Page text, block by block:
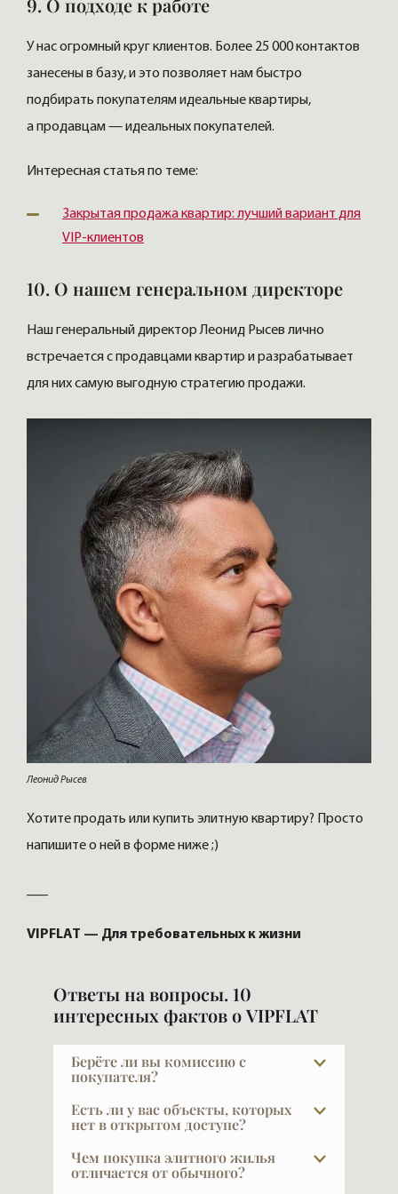
9. О подходе к работе
У нас огромный круг клиентов. Более 25 000 контактов
занесены в базу, и это позволяет нам быстро
подбирать покупателям идеальные квартиры,
а продавцам — идеальных покупателей.
Интересная статья по теме:
Закрытая продажа квартир: лучший вариант для
VIP-клиентов
10. О нашем генеральном директоре
Наш генеральный директор Леонид Рысев лично
встречается с продавцами квартир и разрабатывает
для них самую выгодную стратегию продажи.
Леонид Рысев
Хотите продать или купить элитную квартиру? Просто
напишите о ней в форме ниже ;)
VIPFLAT — Для требовательных к жизни
Ответы на вопросы. 10
интересных фактов о VIPFLAT
Берёте ли вы комиссию с
покупателя?
При покупке в новых проектах — нет.
Наши услуги для покупателя бесплатны,
профессиональном брокеридже элитной
недвижимости. Наши клиенты в основном
Есть ли у вас объекты, которых
нет в открытом доступе?
В элите далеко не всё есть в открытой
рекламе, и это объяснимо: часть наших
Чем покупка элитного жилья
отличается от обычного?